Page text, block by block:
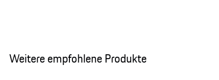
Weitere empfohlene Produkte